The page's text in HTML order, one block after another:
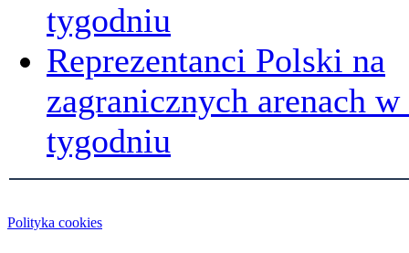
tygodniu
Reprezentanci Polski na
zagranicznych arenach
tygodniu
Polityka cookies